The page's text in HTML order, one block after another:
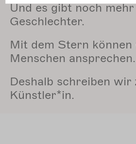
Und es gibt noch mehr
Geschlechter.
Mit dem Stern können
Menschen ansprechen.
Deshalb schreiben wir
Künstler*in.